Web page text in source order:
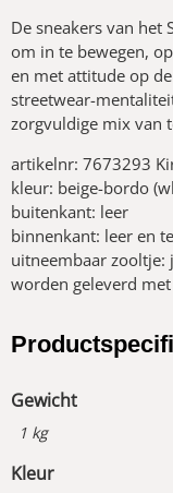
De sneakers van het
om in te bewegen,
en met attitude op
streetwear-
zorgvuldige mix van
artikelnr: 7673293
kleur: beige-bordo
buitenkant: leer
binnenkant: leer en
uitneembaar zooltje:
worden geleverd
Gewicht
1 kg
Kleur